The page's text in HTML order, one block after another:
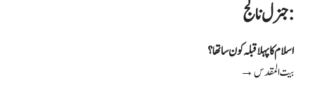
جنرل نالج :
اسلام کا پہلا قبلہ کون سا تھا؟
→ بیت المقدس